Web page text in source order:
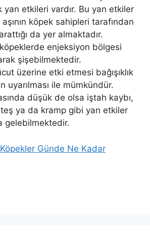
yan etkileri vardır. Bu yan etkiler
aşının köpek sahipleri tarafından
da yer almaktadır.
enjeksiyon bölgesi
şişebilmektedir.
üzerine etki etmesi bağışıklık
uyarılması ile mümkündür.
düşük de olsa iştah kaybı,
ya da kramp gibi yan etkiler
gelebilmektedir.
Köpekler Günde Ne Kadar